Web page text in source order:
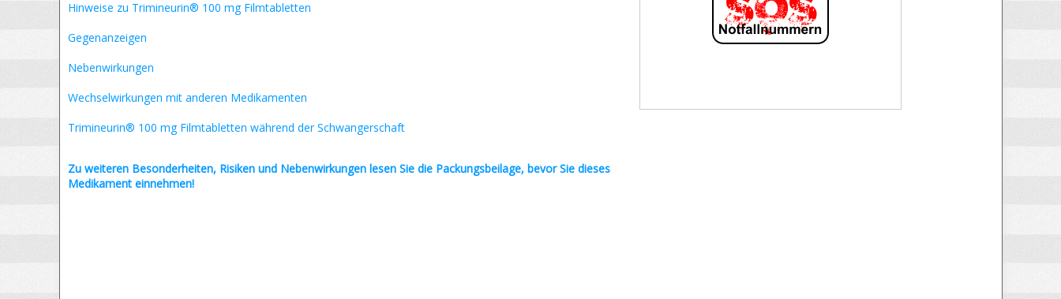
Hinweise zu Trimineurin® 100 mg Filmtabletten
Gegenanzeigen
Nebenwirkungen
Wechselwirkungen mit anderen Medikamenten
Trimineurin® 100 mg Filmtabletten während der Schwangerschaft
Zu weiteren Besonderheiten, Risiken und Nebenwirkungenlesen Sie die Packungsbeilage, bevor Sie dieses
Medikament einnehmen!